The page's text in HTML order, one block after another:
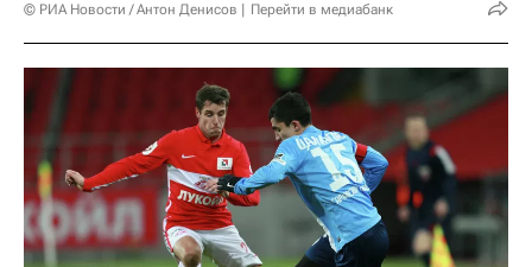
© РИА Новости / Антон Денисов Перейти в медиабанк